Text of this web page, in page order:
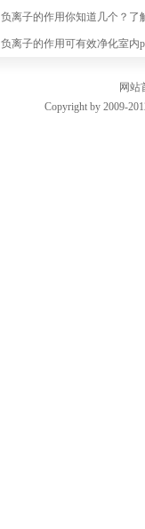
负离子的作用你知道几个？了
负离子的作用可有效净化室内
网站
Copyright by 2009-